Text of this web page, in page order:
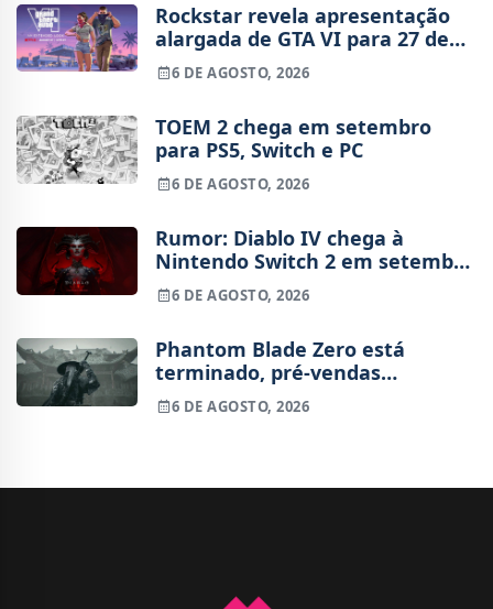
Rockstar revela apresentação
alargada de GTA VI para 27 de
agosto
6 DE AGOSTO, 2026
TOEM 2 chega em setembro
para PS5, Switch e PC
6 DE AGOSTO, 2026
Rumor: Diablo IV chega à
Nintendo Switch 2 em setembro
e vai custar o preço de um jogo
novo
6 DE AGOSTO, 2026
Phantom Blade Zero está
terminado, pré-vendas
começam na próxima semana
6 DE AGOSTO, 2026